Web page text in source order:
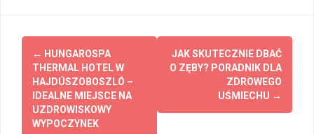
Zobacz
wpisy
← HUNGAROSPA
THERMAL HOTEL W
HAJDÚSZOBOSZLÓ –
IDEALNE MIEJSCE NA
UZDROWISKOWY
WYPOCZYNEK
JAK SKUTECZNIE DBAĆ
O ZĘBY? PORADNIK DLA
ZDROWEGO
UŚMIECHU →